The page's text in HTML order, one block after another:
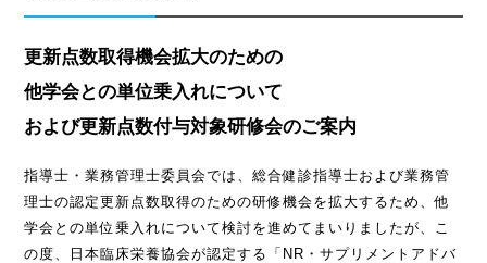
更新点数取得機会拡大のための
他学会との単位乗入れについて
および更新点数付与対象研修会のご案内
指導士・業務管理士委員会では、総合健診指導士および業務管
理士の認定更新点数取得のための研修機会を拡大するため、他
学会との単位乗入れについて検討を進めてまいりましたが、こ
の度、日本臨床栄養協会が認定する「NR・サプリメントアドバ